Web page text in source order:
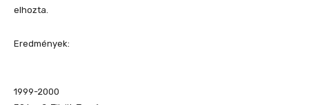
elhozta.
Eredmények:
1999-2000